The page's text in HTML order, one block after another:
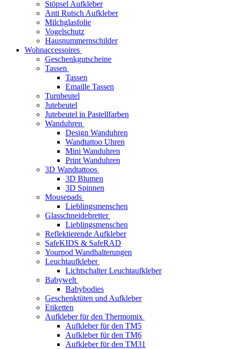
Stöpsel Aufkleber
Anti Rutsch Aufkleber
Milchglasfolie
Vogelschutz
Hausnummernschilder
Wohnaccessoires
Geschenkgutscheine
Tassen
Tassen
Emaille Tassen
Turnbeutel
Jutebeutel
Jutebeutel in Pastellfarben
Wanduhren
Design Wanduhren
Wandtattoo Uhren
Mini Wanduhren
Print Wanduhren
3D Wandtattoos
3D Blumen
3D Spinnen
Mousepads
Lieblingsmenschen
Glasschneidebretter
Lieblingsmenschen
Reflektierende Aufkleber
SafeKIDS & SafeRAD
Yourpod Wandhalterungen
Leuchtaufkleber
Lichtschalter Leuchtaufkleber
Babywelt
Babybodies
Geschenktüten und Aufkleber
Etiketten
Aufkleber für den Thermomix
Aufkleber für den TM5
Aufkleber für den TM6
Aufkleber für den TM31